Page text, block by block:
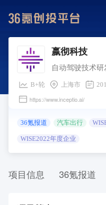
嬴彻科技
自动驾驶技术研
B+轮 上海市
https://www.inceptio.ai/
36氪报道 汽车出行
WISE2022年度企业
项目信息 36氪报道